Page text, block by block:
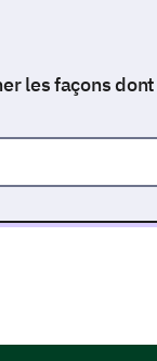
les façons